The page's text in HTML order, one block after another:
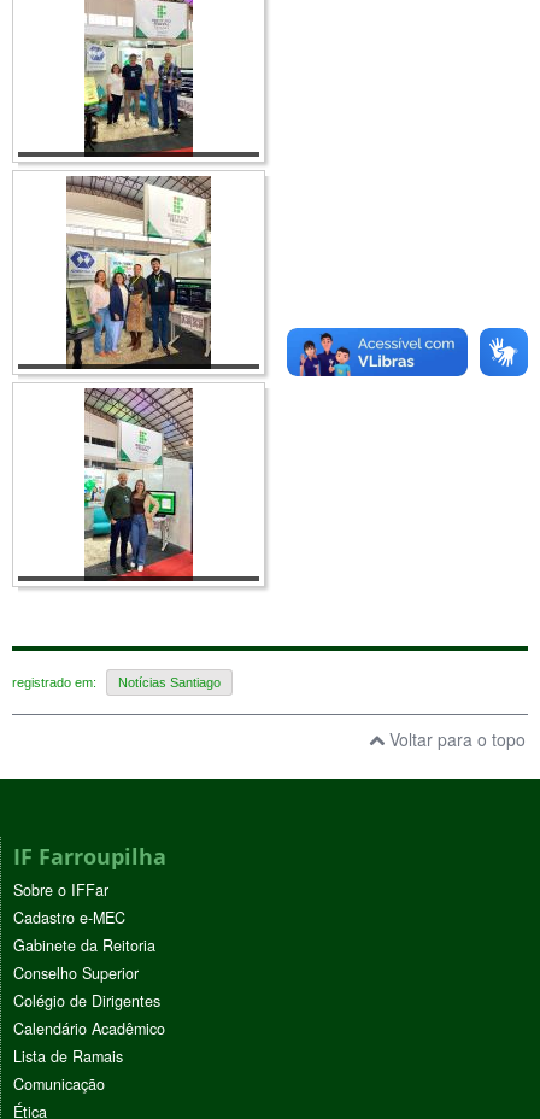
registrado em: Notícias Santiago
Voltar para o topo
IF Farroupilha
Sobre o IFFar
Cadastro e-MEC
Gabinete da Reitoria
Conselho Superior
Colégio de Dirigentes
Calendário Acadêmico
Lista de Ramais
Comunicação
Ética